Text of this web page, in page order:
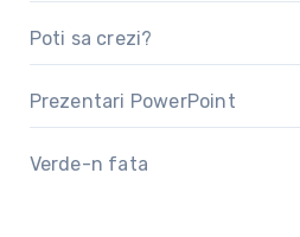
Poti sa crezi?
Prezentari PowerPoint
Verde-n fata